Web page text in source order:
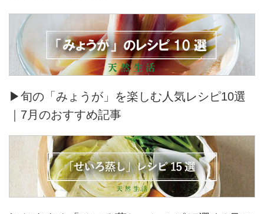
▶旬の「みょうが」を楽しむ人気レシピ10選
｜7月のおすすめ記事